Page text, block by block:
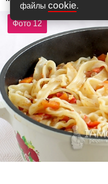
файлы cookie.
Фото 12